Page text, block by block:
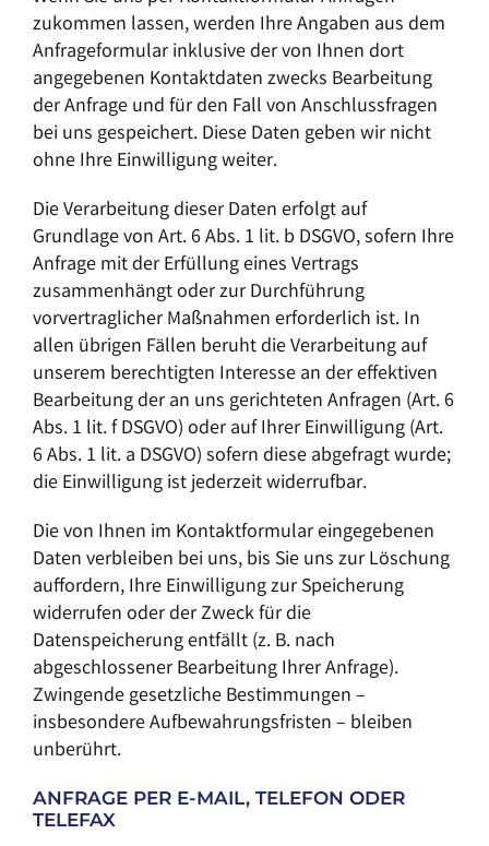
zukommen lassen, werden Ihre Angaben aus dem
Anfrageformular inklusive der von Ihnen dort
angegebenen Kontaktdaten zwecks Bearbeitung
der Anfrage und für den Fall von Anschlussfragen
bei uns gespeichert. Diese Daten geben wir nicht
ohne Ihre Einwilligung weiter.
Die Verarbeitung dieser Daten erfolgt auf
Grundlage von Art. 6 Abs. 1 lit. b DSGVO, sofern Ihre
Anfrage mit der Erfüllung eines Vertrags
zusammenhängt oder zur Durchführung
vorvertraglicher Maßnahmen erforderlich ist. In
allen übrigen Fällen beruht die Verarbeitung auf
unserem berechtigten Interesse an der effektiven
Bearbeitung der an uns gerichteten Anfragen (Art. 6
Abs. 1 lit. f DSGVO) oder auf Ihrer Einwilligung (Art.
6 Abs. 1 lit. a DSGVO) sofern diese abgefragt wurde;
die Einwilligung ist jederzeit widerrufbar.
Die von Ihnen im Kontaktformular eingegebenen
Daten verbleiben bei uns, bis Sie uns zur Löschung
auffordern, Ihre Einwilligung zur Speicherung
widerrufen oder der Zweck für die
Datenspeicherung entfällt (z. B. nach
abgeschlossener Bearbeitung Ihrer Anfrage).
Zwingende gesetzliche Bestimmungen –
insbesondere Aufbewahrungsfristen – bleiben
unberührt.
ANFRAGE PER E-MAIL, TELEFON ODER
TELEFAX